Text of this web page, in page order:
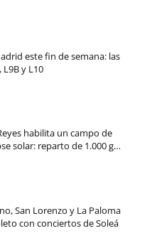
este fin de semana: las
y L10
habilita un campo de
solar: reparto de 1.000 g…
San Lorenzo y La Paloma
con conciertos de Soleá